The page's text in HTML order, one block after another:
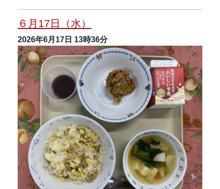
６月17日（水）
2026年6月17日 13時36分